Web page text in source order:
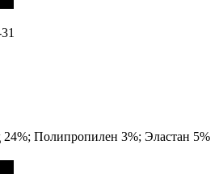
Полипропилен 3%; Эластан 5%